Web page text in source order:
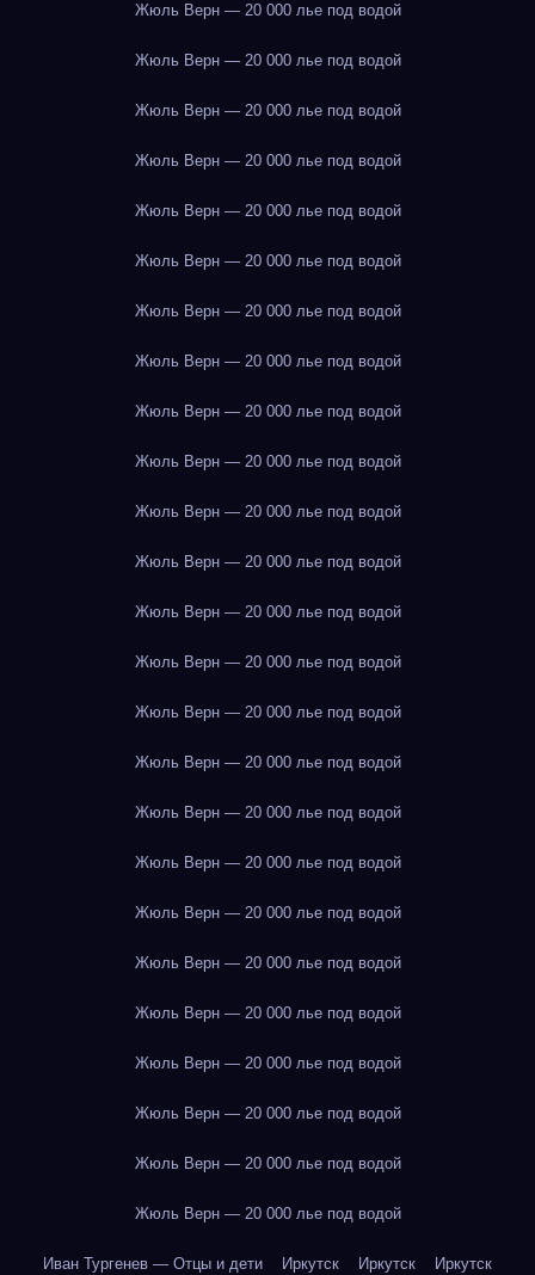
Жюль Верн — 20 000 лье под водой
Жюль Верн — 20 000 лье под водой
Жюль Верн — 20 000 лье под водой
Жюль Верн — 20 000 лье под водой
Жюль Верн — 20 000 лье под водой
Жюль Верн — 20 000 лье под водой
Жюль Верн — 20 000 лье под водой
Жюль Верн — 20 000 лье под водой
Жюль Верн — 20 000 лье под водой
Жюль Верн — 20 000 лье под водой
Жюль Верн — 20 000 лье под водой
Жюль Верн — 20 000 лье под водой
Жюль Верн — 20 000 лье под водой
Жюль Верн — 20 000 лье под водой
Жюль Верн — 20 000 лье под водой
Жюль Верн — 20 000 лье под водой
Жюль Верн — 20 000 лье под водой
Жюль Верн — 20 000 лье под водой
Жюль Верн — 20 000 лье под водой
Жюль Верн — 20 000 лье под водой
Жюль Верн — 20 000 лье под водой
Жюль Верн — 20 000 лье под водой
Жюль Верн — 20 000 лье под водой
Жюль Верн — 20 000 лье под водой
Жюль Верн — 20 000 лье под водой
Иван Тургенев — Отцы и дети Иркутск Иркутск Иркутск